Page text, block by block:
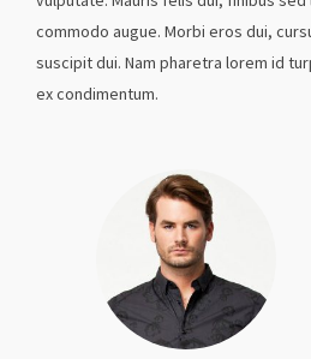
commodo augue. Morbi eros dui,
suscipit dui. Nam pharetra lorem id
ex condimentum.